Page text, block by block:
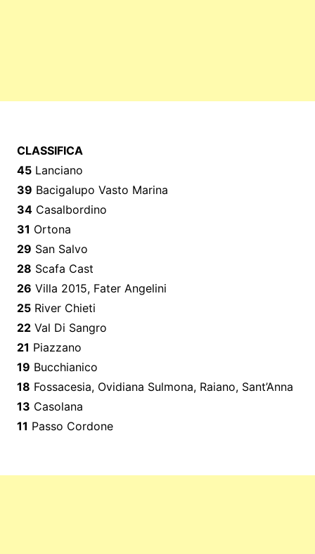
CLASSIFICA
45Lanciano
39 Bacigalupo Vasto Marina
34Casalbordino
31 Ortona
29 San Salvo
28 Scafa Cast
26 Villa 2015, Fater Angelini
25River Chieti
22Val Di Sangro
21 Piazzano
19 Bucchianico
18 Fossacesia, Ovidiana Sulmona, Raiano, Sant’Anna
13 Casolana
11 Passo Cordone